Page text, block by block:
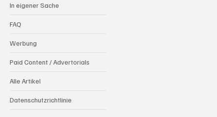
In eigener Sache
FAQ
Werbung
Paid Content / Advertorials
Alle Artikel
Datenschutzrichtlinie